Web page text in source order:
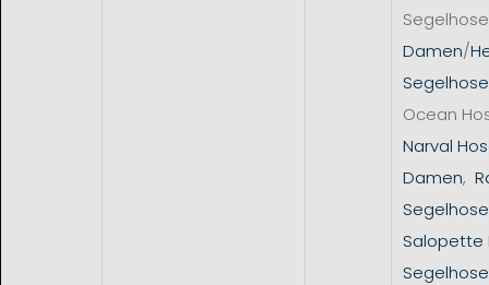
Segelhose
Damen/
Ocean
Narval
Damen,
Segelhose
Salopette
Segelhose